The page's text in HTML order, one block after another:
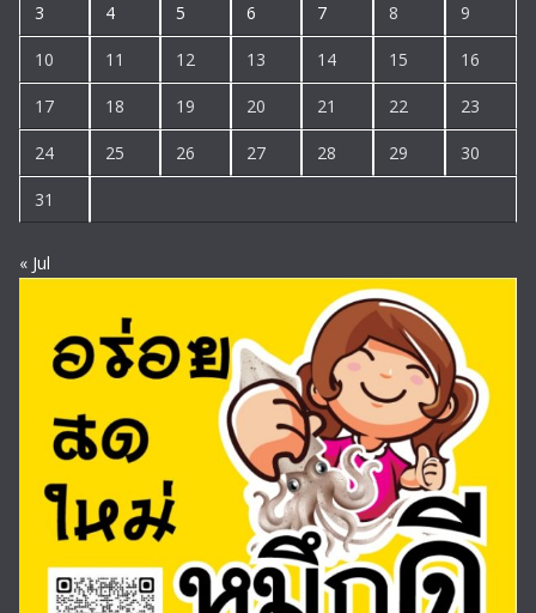
3 4 5 6 7 8 9
10 11 12 13 14 15 16
17 18 19 20 21 22 23
24 25 26 27 28 29 30
31
« Jul